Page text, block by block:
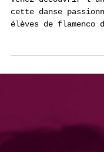
🥘💃🏽Noche
Venez découvrir
élèves de flamenco